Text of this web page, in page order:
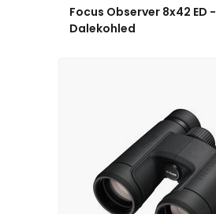
Focus Observer 8x42 ED -
Dalekohled